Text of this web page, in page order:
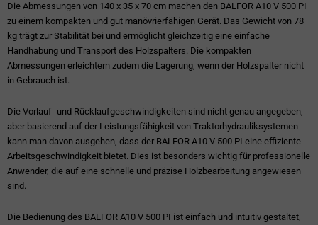
Die Abmessungen von 140 x 35 x 70 cm machen den BALFOR A10 V 500 PI
zu einem kompakten und gut manövrierfähigen Gerät. Das Gewicht von 78
kg trägt zur Stabilität bei und ermöglicht gleichzeitig eine einfache
Handhabung und Transport des Holzspalters. Die kompakten
Abmessungen erleichtern zudem die Lagerung, wenn der Holzspalter nicht
in Gebrauch ist.
Die Vorlauf- und Rücklaufgeschwindigkeiten sind nicht genau angegeben,
aber basierend auf der Leistungsfähigkeit von Traktorhydrauliksystemen
kann man davon ausgehen, dass der BALFOR A10 V 500 PI eine effiziente
Arbeitsgeschwindigkeit bietet. Dies ist besonders wichtig für professionelle
Anwender, die auf eine schnelle und präzise Holzbearbeitung angewiesen
sind.
Die Bedienung des BALFOR A10 V 500 PI ist einfach und intuitiv gestaltet,